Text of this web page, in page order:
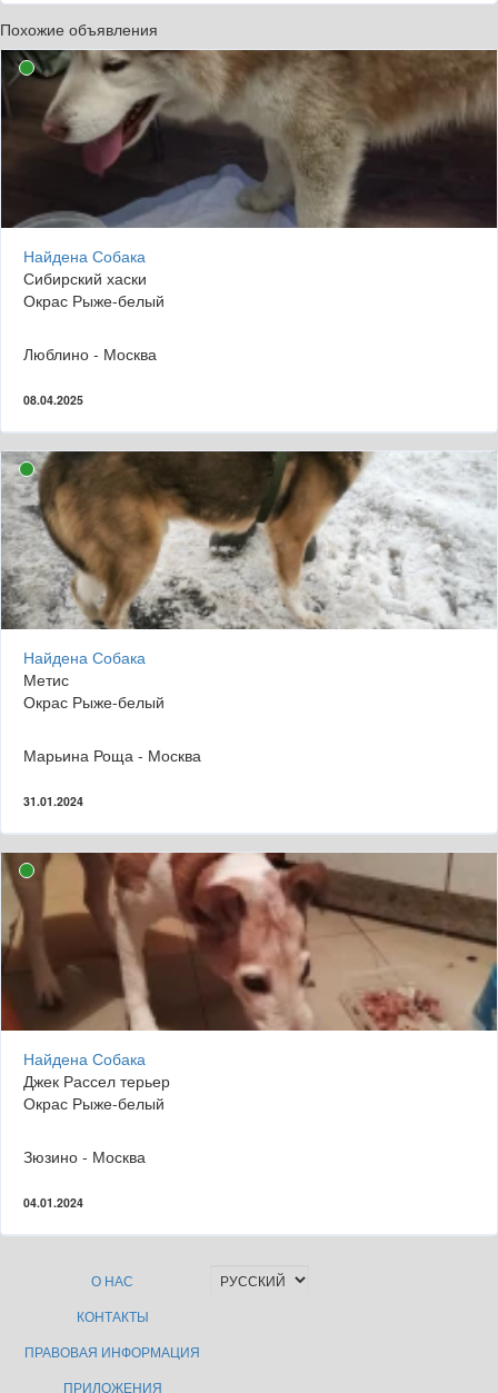
Похожие объявления
Найдена Собака
Сибирский хаски
Окрас Рыже-белый
Люблино - Москва
08.04.2025
Найдена Собака
Метис
Окрас Рыже-белый
Марьина Роща - Москва
31.01.2024
Найдена Собака
Джек Рассел терьер
Окрас Рыже-белый
Зюзино - Москва
04.01.2024
О НАС
КОНТАКТЫ
ПРАВОВАЯ ИНФОРМАЦИЯ
ПРИЛОЖЕНИЯ